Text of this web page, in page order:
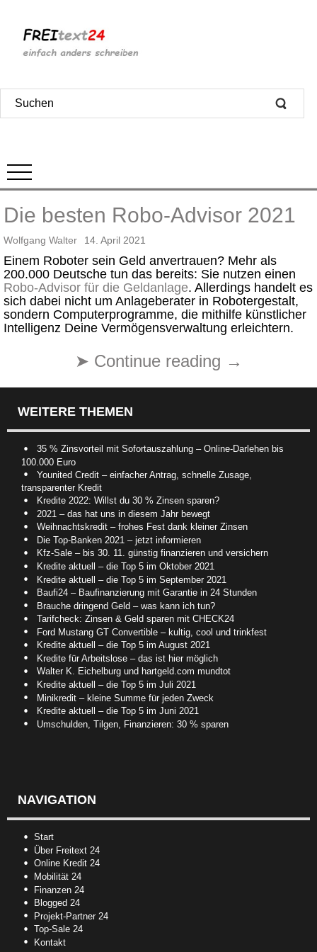
Die besten Robo-Advisor 2021
Wolfgang Walter 14. April 2021
Einem Roboter sein Geld anvertrauen? Mehr als
200.000 Deutsche tun das bereits: Sie nutzen einen
Robo-Advisor für die Geldanlage. Allerdings handelt es
sich dabei nicht um Anlageberater in Robotergestalt,
sondern Computerprogramme, die mithilfe künstlicher
Intelligenz Deine Vermögens­verwaltung erleichtern.
➤ Continue reading →
WEITERE THEMEN
35 % Zinsvorteil mit Sofortauszahlung – Online-Darlehen bis
100.000 Euro
Younited Credit – einfacher Antrag, schnelle Zusage,
transparenter Kredit
Kredite 2022: Willst du 30 % Zinsen sparen?
2021 – das hat uns in diesem Jahr bewegt
Weihnachtskredit – frohes Fest dank kleiner Zinsen
Die Top-Banken 2021 – jetzt informieren
Kfz-Sale – bis 30. 11. günstig finanzieren und versichern
Kredite aktuell – die Top 5 im Oktober 2021
Kredite aktuell – die Top 5 im September 2021
Baufi24 – Baufinanzierung mit Garantie in 24 Stunden
Brauche dringend Geld – was kann ich tun?
Tarifcheck: Zinsen & Geld sparen mit CHECK24
Ford Mustang GT Convertible – kultig, cool und trinkfest
Kredite aktuell – die Top 5 im August 2021
Kredite für Arbeitslose – das ist hier möglich
Walter K. Eichelburg und hartgeld.com mundtot
Kredite aktuell – die Top 5 im Juli 2021
Minikredit – kleine Summe für jeden Zweck
Kredite aktuell – die Top 5 im Juni 2021
Umschulden, Tilgen, Finanzieren: 30 % sparen
NAVIGATION
Start
Über Freitext 24
Online Kredit 24
Mobilität 24
Finanzen 24
Blogged 24
Projekt-Partner 24
Top-Sale 24
Kontakt